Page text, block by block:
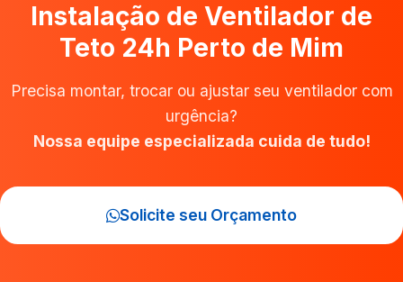
Instalação de Ventilador de
Teto 24h Perto de Mim
Precisa montar, trocar ou ajustar seu ventilador com
urgência?
Nossa equipe especializada cuida de tudo!
Solicite seu Orçamento